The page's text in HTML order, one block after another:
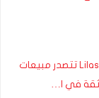
بعد عامين من إطلاقها.. Lilas Cosmetics تتصدر مبيعات
في ا…